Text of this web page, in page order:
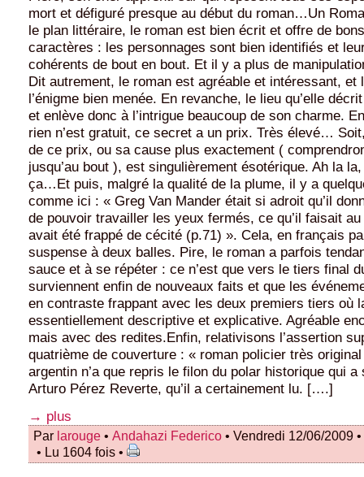
mort et défiguré presque au début du roman…Un
le plan littéraire, le roman est bien écrit et offre de
caractères : les personnages sont bien identifiés et
cohérents de bout en bout. Et il y a plus de
Dit autrement, le roman est agréable et intéressant, et
l’énigme bien menée. En revanche, le lieu qu’elle
et enlève donc à l’intrigue beaucoup de son charme.
rien n’est gratuit, ce secret a un prix. Très élevé…
de ce prix, ou sa cause plus exactement (
jusqu’au bout ), est singulièrement ésotérique. Ah la
ça…Et puis, malgré la qualité de la plume, il y a
comme ici : « Greg Van Mander était si adroit qu’il
de pouvoir travailler les yeux fermés, ce qu’il faisait
avait été frappé de cécité (p.71) ». Cela, en français
suspense à deux balles. Pire, le roman a parfois
sauce et à se répéter : ce n’est que vers le tiers final
surviennent enfin de nouveaux faits et que les
en contraste frappant avec les deux premiers tiers où
essentiellement descriptive et explicative. Agréable
mais avec des redites.Enfin, relativisons l’assertion
quatrième de couverture : « roman policier très original
argentin n’a que repris le filon du polar historique qui
Arturo Pérez Reverte, qu’il a certainement lu. [….]
→ plus
Par larouge • Andahazi Federico • Vendredi 12/06/2009 •
• Lu 1604 fois •